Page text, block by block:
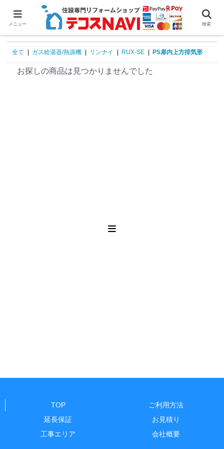
全て ガス給湯器/熱源機 リンナイ RUX-SE PS扉内上方排気形
お探しの商品は見つかりませんでした
TOP
ご利用方法
延長保証
お見積り
工事エリア
会社概要
メニュー 検索